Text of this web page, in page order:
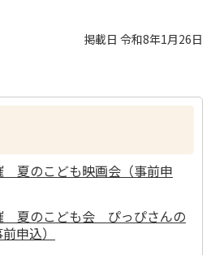
掲載日 令和8年1月26日
夏のこども映画会（事前申
夏のこども会 ぴっぴさんの
申込）